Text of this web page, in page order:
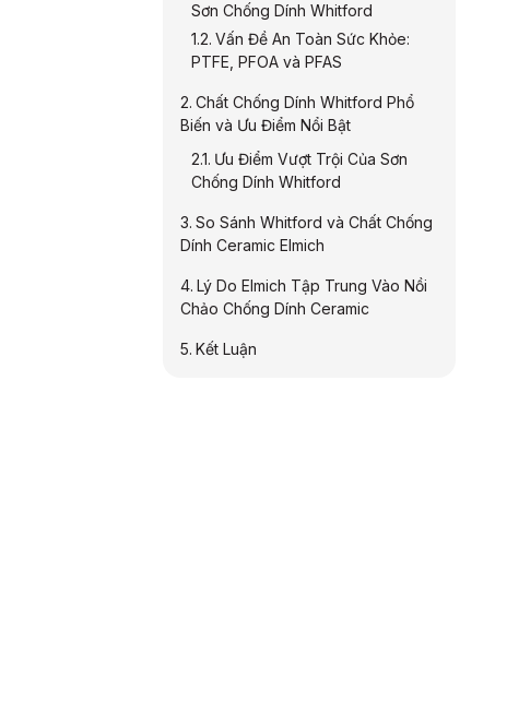
Sơn Chống Dính Whitford
Vấn Đề An Toàn Sức Khỏe:
PTFE, PFOA và PFAS
Chất Chống Dính Whitford Phổ
Biến và Ưu Điểm Nổi Bật
Ưu Điểm Vượt Trội Của Sơn
Chống Dính Whitford
So Sánh Whitford và Chất Chống
Dính Ceramic Elmich
Lý Do Elmich Tập Trung Vào Nồi
Chảo Chống Dính Ceramic
Kết Luận